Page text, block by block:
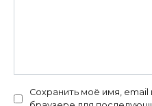
Сохранить моё имя, email